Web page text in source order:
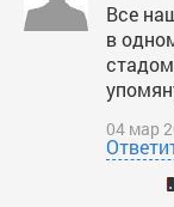
Все
в
04 мар